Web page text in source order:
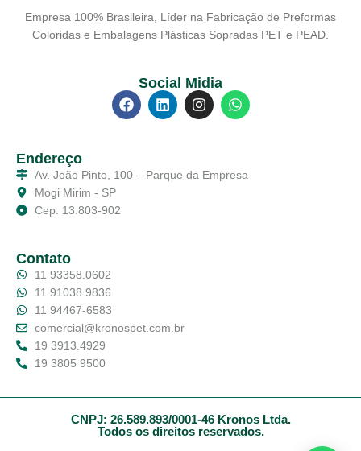
Empresa 100% Brasileira, Líder na Fabricação de Preformas
Coloridas e Embalagens Plásticas Sopradas PET e PEAD.
Social Midia
Endereço
Av. João Pinto, 100 – Parque da Empresa
Mogi Mirim - SP
Cep: 13.803-902
Contato
11 93358.0602
11 91038.9836
11 94467-6583
comercial@kronospet.com.br
19 3913.4929
19 3805 9500
CNPJ: 26.589.893/0001-46 Kronos Ltda.
Todos os direitos reservados.